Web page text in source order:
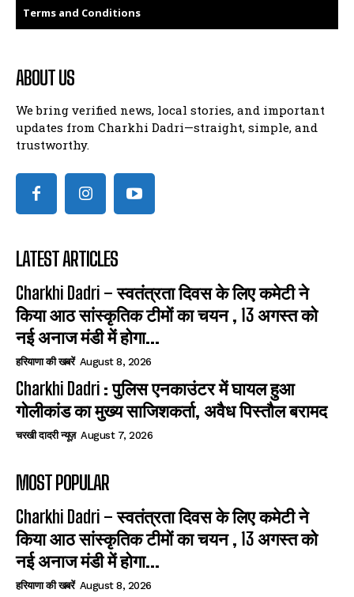
Terms and Conditions
ABOUT US
We bring verified news, local stories, and important
updates from Charkhi Dadri—straight, simple, and
trustworthy.
LATEST ARTICLES
Charkhi Dadri – स्वतंत्रता दिवस के लिए कमेटी ने
किया आठ सांस्कृतिक टीमों का चयन , 13 अगस्त को
नई अनाज मंडी में होगा...
हरियाणा की खबरें August 8, 2026
Charkhi Dadri : पुलिस एनकाउंटर में घायल हुआ
गोलीकांड का मुख्य साजिशकर्ता, अवैध पिस्तौल बरामद
चरखी दादरी न्यूज़ August 7, 2026
MOST POPULAR
Charkhi Dadri – स्वतंत्रता दिवस के लिए कमेटी ने
किया आठ सांस्कृतिक टीमों का चयन , 13 अगस्त को
नई अनाज मंडी में होगा...
हरियाणा की खबरें August 8, 2026